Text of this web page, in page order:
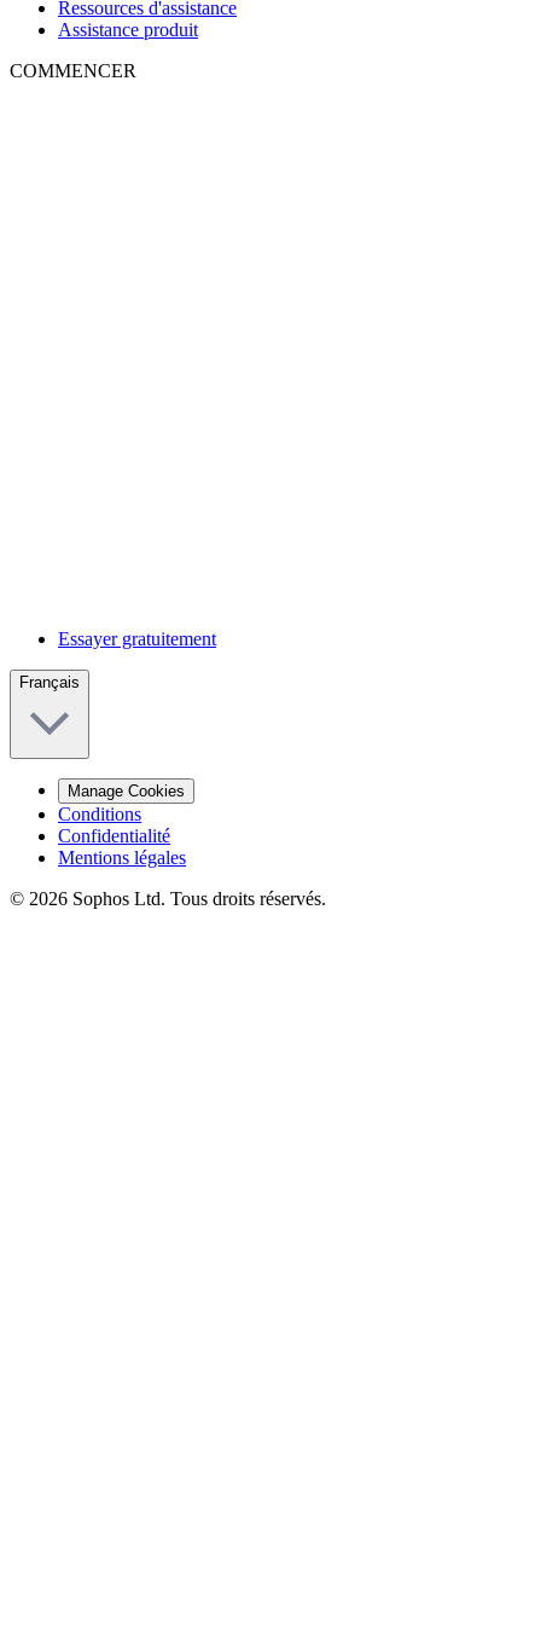
Ressources d'assistance
Assistance produit
COMMENCER
Essayer gratuitement
Français
Manage Cookies
Conditions
Confidentialité
Mentions légales
© 2026 Sophos Ltd. Tous droits réservés.